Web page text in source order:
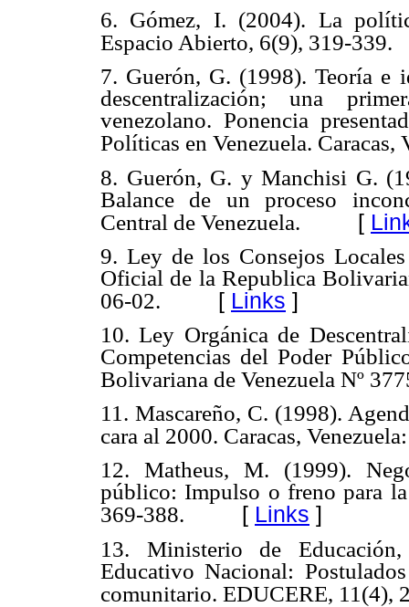
6. Gómez, I. (2004). La
Espacio Abierto, 6(9), 319-339.
7. Guerón, G. (1998). Teoría e
descentralización; una
venezolano. Ponencia
Políticas en Venezuela. Caracas,
8. Guerón, G. y Manchisi G.
Balance de un proceso
Central de Venezuela. [
9. Ley de los Consejos
Oficial de la Republica
06-02. [ Links ]
10. Ley Orgánica de
Competencias del Poder
Bolivariana de Venezuela Nº
11. Mascareño, C. (1998).
cara al 2000. Caracas,
12. Matheus, M. (1999).
público: Impulso o freno para
369-388. [ Links ]
13. Ministerio de
Educativo Nacional:
comunitario. EDUCERE, 11(4),